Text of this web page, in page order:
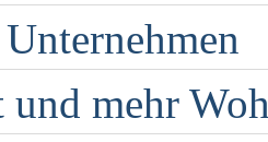
und mehr